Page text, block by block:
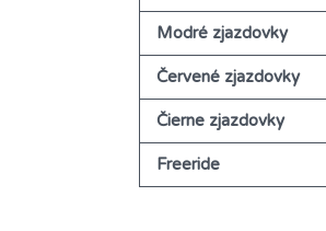
Modré zjazdovky
Červené zjazdovky
Čierne zjazdovky
Freeride